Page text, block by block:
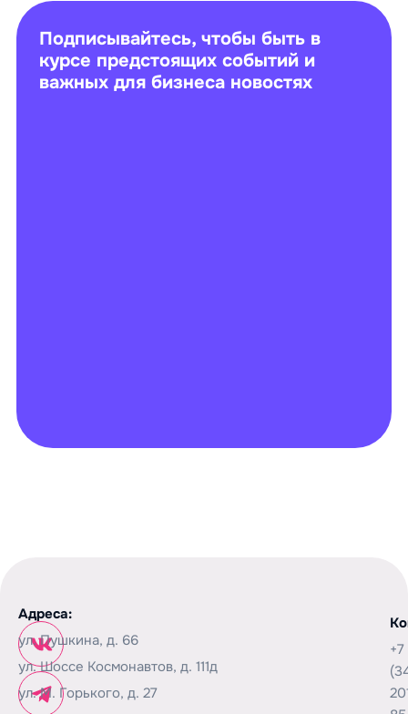
Подписывайтесь, чтобы быть в
курсе предстоящих событий и
важных для бизнеса новостях
Адреса:
ул. Пушкина, д. 66
ул. Шоссе Космонавтов, д. 111д
ул. М. Горького, д. 27
+7